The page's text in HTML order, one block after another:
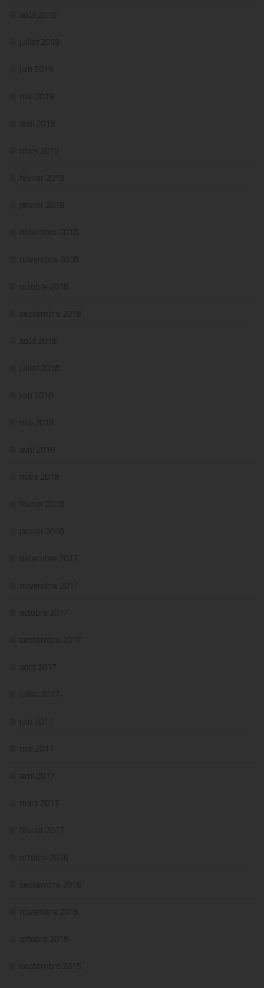
août 2019
juillet 2019
juin 2019
mai 2019
avril 2019
mars 2019
février 2019
janvier 2019
décembre 2018
novembre 2018
octobre 2018
septembre 2018
août 2018
juillet 2018
juin 2018
mai 2018
avril 2018
mars 2018
février 2018
janvier 2018
décembre 2017
novembre 2017
octobre 2017
septembre 2017
août 2017
juillet 2017
juin 2017
mai 2017
avril 2017
mars 2017
février 2017
octobre 2016
septembre 2016
novembre 2015
octobre 2015
septembre 2015